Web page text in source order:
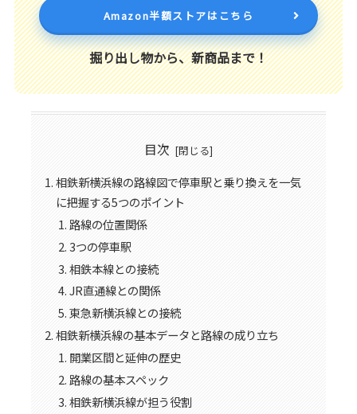
Amazon半額ストアはこちら
掘り出し物から、新商品まで！
目次
相鉄新横浜線の路線図で停車駅と乗り換えを一気
に把握する5つのポイント
路線の位置関係
3つの停車駅
相鉄本線との接続
JR直通線との関係
東急新横浜線との接続
相鉄新横浜線の基本データと路線の成り立ち
開業区間と延伸の歴史
路線の基本スペック
相鉄新横浜線が担う役割